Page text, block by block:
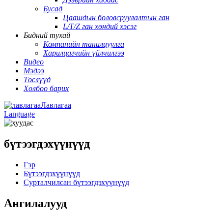
Бусад
Цаашдын боловсруулалтын ган
L/T/Z ган хөндий хэсэг
Бидний тухай
Компанийн танилцуулга
Харилцагчийн үйлчилгээ
Видео
Мэдээ
Төслүүд
Холбоо барих
Лавлагаа
Language
бүтээгдэхүүнүүд
Гэр
Бүтээгдэхүүнүүд
Сурталчилсан бүтээгдэхүүнүүд
Ангилалууд